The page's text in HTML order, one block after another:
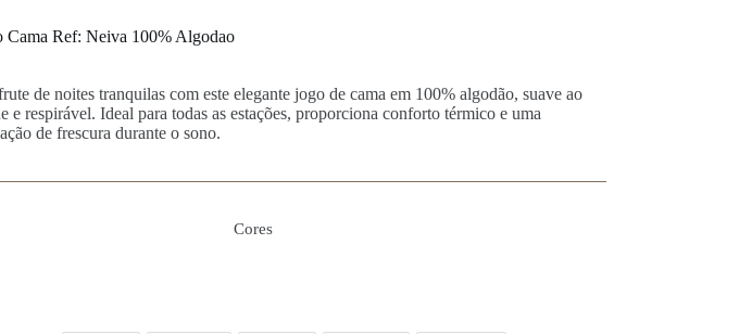
Cama Ref: Neiva 100% Algodao
de noites tranquilas com este elegante jogo de cama em 100% algodão, suave ao
e respirável. Ideal para todas as estações, proporciona conforto térmico e uma
de frescura durante o sono.
Cores